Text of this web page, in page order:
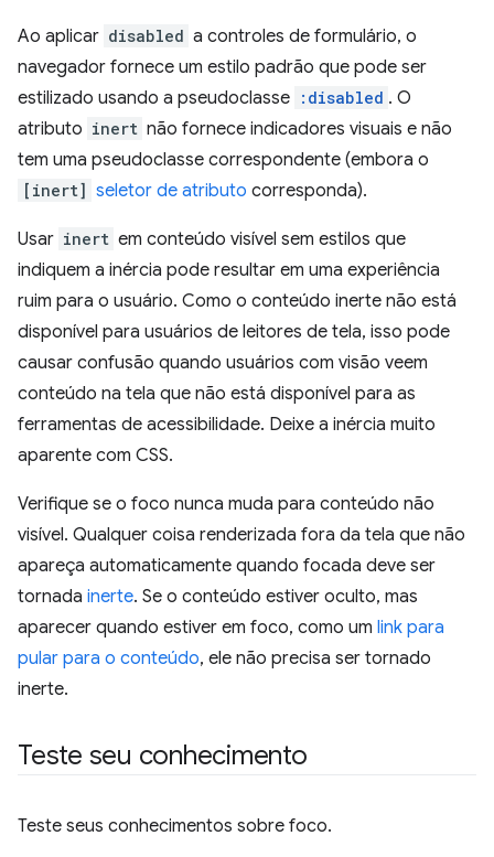
Ao aplicar disabled a controles de formulário, o
navegador fornece um estilo padrão que pode ser
estilizado usando a pseudoclasse :disabled . O
atributo inert não fornece indicadores visuais e não
tem uma pseudoclasse correspondente (embora o
[inert] seletor de atributo corresponda).
Usar inert em conteúdo visível sem estilos que
indiquem a inércia pode resultar em uma experiência
ruim para o usuário. Como o conteúdo inerte não está
disponível para usuários de leitores de tela, isso pode
causar confusão quando usuários com visão veem
conteúdo na tela que não está disponível para as
ferramentas de acessibilidade. Deixe a inércia muito
aparente com CSS.
Verifique se o foco nunca muda para conteúdo não
visível. Qualquer coisa renderizada fora da tela que não
apareça automaticamente quando focada deve ser
tornada inerte. Se o conteúdo estiver oculto, mas
aparecer quando estiver em foco, como um link para
pular para o conteúdo, ele não precisa ser tornado
inerte.
Teste seu conhecimento
Teste seus conhecimentos sobre foco.